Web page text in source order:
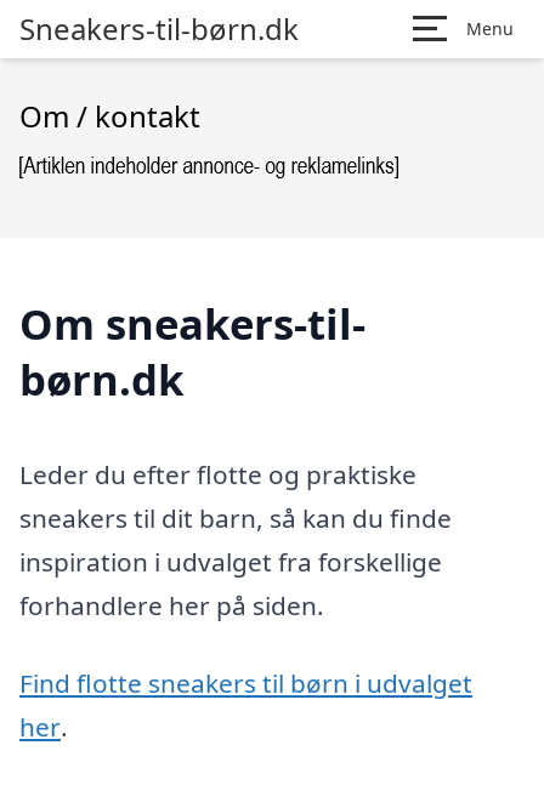
Sneakers-til-børn.dk Menu
Om / kontakt
Om sneakers-til-
børn.dk
Leder du efter flotte og praktiske
sneakers til dit barn, så kan du finde
inspiration i udvalget fra forskellige
forhandlere her på siden.
Find flotte sneakers til børn i udvalget
her.